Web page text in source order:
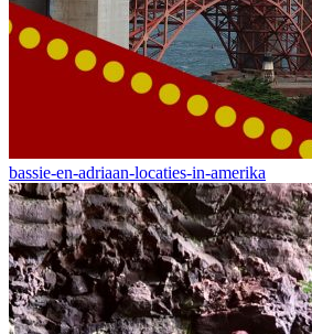
bassie-en-adriaan-locaties-in-amerika